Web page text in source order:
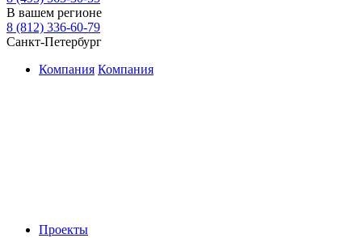
В вашем регионе
8 (812) 336-60-79
Санкт-Петербург
Компания Компания
Проекты